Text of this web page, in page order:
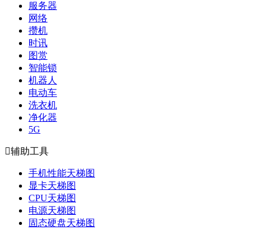
服务器
网络
攒机
时讯
图赏
智能锁
机器人
电动车
洗衣机
净化器
5G
辅助工具
手机性能天梯图
显卡天梯图
CPU天梯图
电源天梯图
固态硬盘天梯图